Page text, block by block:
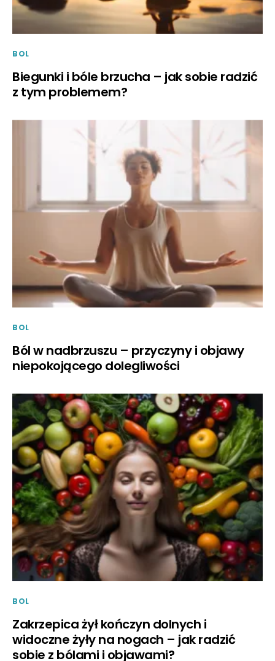
BOL
Biegunki i bóle brzucha – jak sobie radzić
z tym problemem?
BOL
Ból w nadbrzuszu – przyczyny i objawy
niepokojącego dolegliwości
BOL
Zakrzepica żył kończyn dolnych i
widoczne żyły na nogach – jak radzić
sobie z bólami i objawami?